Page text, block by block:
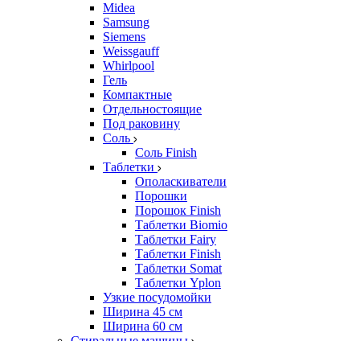
Midea
Samsung
Siemens
Weissgauff
Whirlpool
Гель
Компактные
Отдельностоящие
Под раковину
Соль
Соль Finish
Таблетки
Ополаскиватели
Порошки
Порошок Finish
Таблетки Biomio
Таблетки Fairy
Таблетки Finish
Таблетки Somat
Таблетки Yplon
Узкие посудомойки
Ширина 45 см
Ширина 60 см